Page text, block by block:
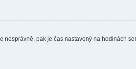
pak je čas nastavený na hodinách